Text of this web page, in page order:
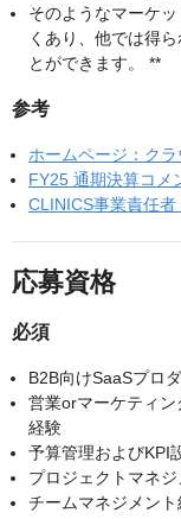
そのようなマーケ
くあり、他では得
とができます。 **
参考
ホームページ：ク
FY25 通期決算コメ
CLINICS事業責任
応募資格
必須
B2B向けSaaSプロ
営業orマーケティ
経験
予算管理およびKPI
プロジェクトマネ
チームマネジメント